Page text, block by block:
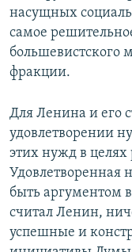
насущных
самое
большевистского
фракции.
Для Ленина и его
удовлетворении
этих нужд в целях
Удовлетворенная
быть аргументом
считал Ленин,
успешные и